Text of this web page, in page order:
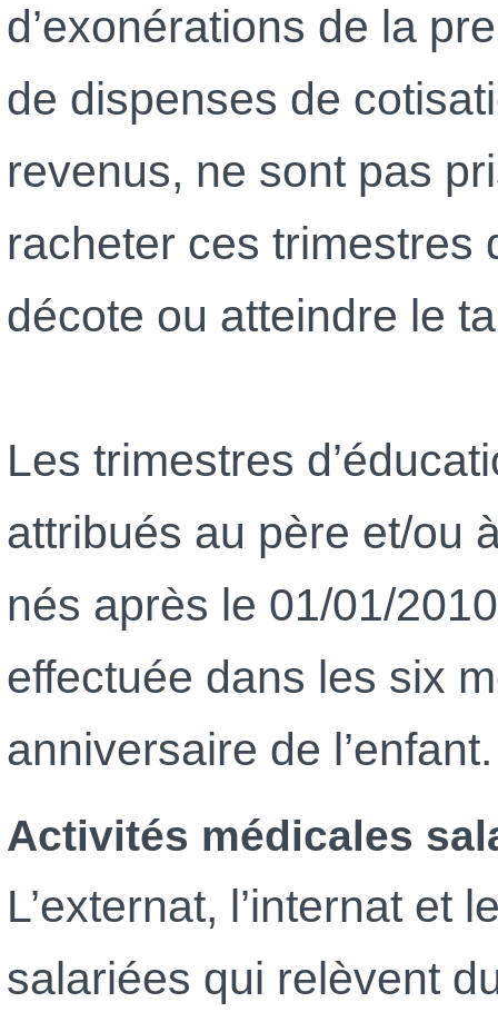
d’exonérations de la
de dispenses de
revenus, ne sont pas
racheter ces trimestres
décote ou atteindre le
Les trimestres
attribués au père et/ou
nés après le 01/01/
effectuée dans les six
anniversaire de l’enfant.
Activités médicales
L’externat, l’internat et
salariées qui relèvent